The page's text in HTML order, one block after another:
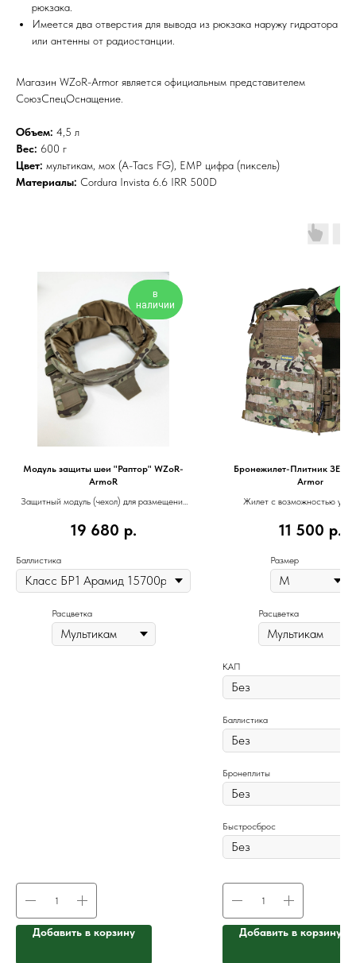
рюкзака.
Имеется два отверстия для вывода из рюкзака наружу гидратора
или антенны от радиостанции.
Магазин WZoR-Armor является официальным представителем
СоюзСпецОснащение.
Объем: 4,5 л
Вес: 600 г
Цвет: мультикам, мох (A-Tacs FG), ЕМР цифра (пиксель)
Материалы: Cordura Invista 6.6 IRR 500D
в
наличии
Модуль защиты шеи "Раптор" WZoR-
ArmoR
Защитный модуль (чехол) для размещения
19 680 р.
Баллистика
Расцветка
Добавить в корзину
Бронежилет-Плитник ЗЕВС
Armor
Жилет с возможностью
11 500 р.
Размер
Расцветка
КАП
Баллистика
Бронеплиты
Быстросброс
Добавить в корзину